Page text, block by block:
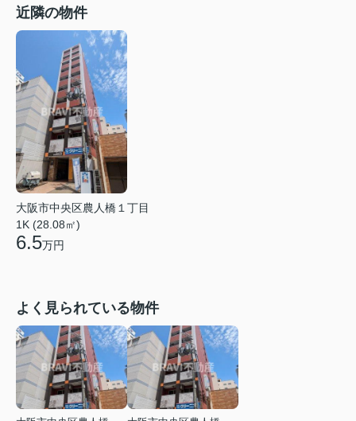
近隣の物件
大阪市中央区農人橋１丁目
1K (28.08㎡)
6.5万円
よく見られている物件